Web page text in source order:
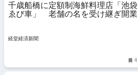
千歳船橋に定額制海鮮料理店「池袋
ゑび車」 老舗の名を受け継ぎ開業
経堂経済新聞
4